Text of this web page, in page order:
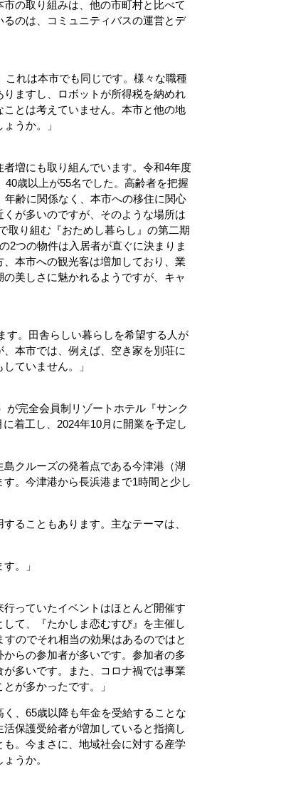
の取り組みは、他の市町村と比べて
のは、コミュニティバスの運営とデ
これは本市でも同じです。様々な職種
ますし、ロボットが所得税を納めれ
とは考えていません。本市と他の地
うか。」
者増にも取り組んでいます。令和4年度
歳以上が55名でした。高齢者を把握
齢に関係なく、本市への移住に関心
が多いのですが、そのような場所は
取り組む『おためし暮らし』の第二期
2つの物件は入居者が直ぐに決まりま
本市への観光客は増加しており、業
美しさに魅かれるようですが、キャ
す。田舎らしい暮らしを希望する人が
本市では、例えば、空き家を別荘に
ていません。」
が完全会員制リゾートホテル『サンク
着工し、2024年10月に開業を予定し
クルーズの発着点である今津港（湖
。今津港から長浜港まで1時間と少し
ることもあります。主なテーマは、
。」
っていたイベントはほとんど開催す
て、『たかしま恋むすび』を主催し
のでそれ相当の効果はあるのではと
らの参加者が多いです。参加者の多
多いです。また、コロナ禍では事業
が多かったです。」
、65歳以降も年金を受給することな
保護受給者が増加していると指摘し
。今まさに、地域社会に対する産学
うか。